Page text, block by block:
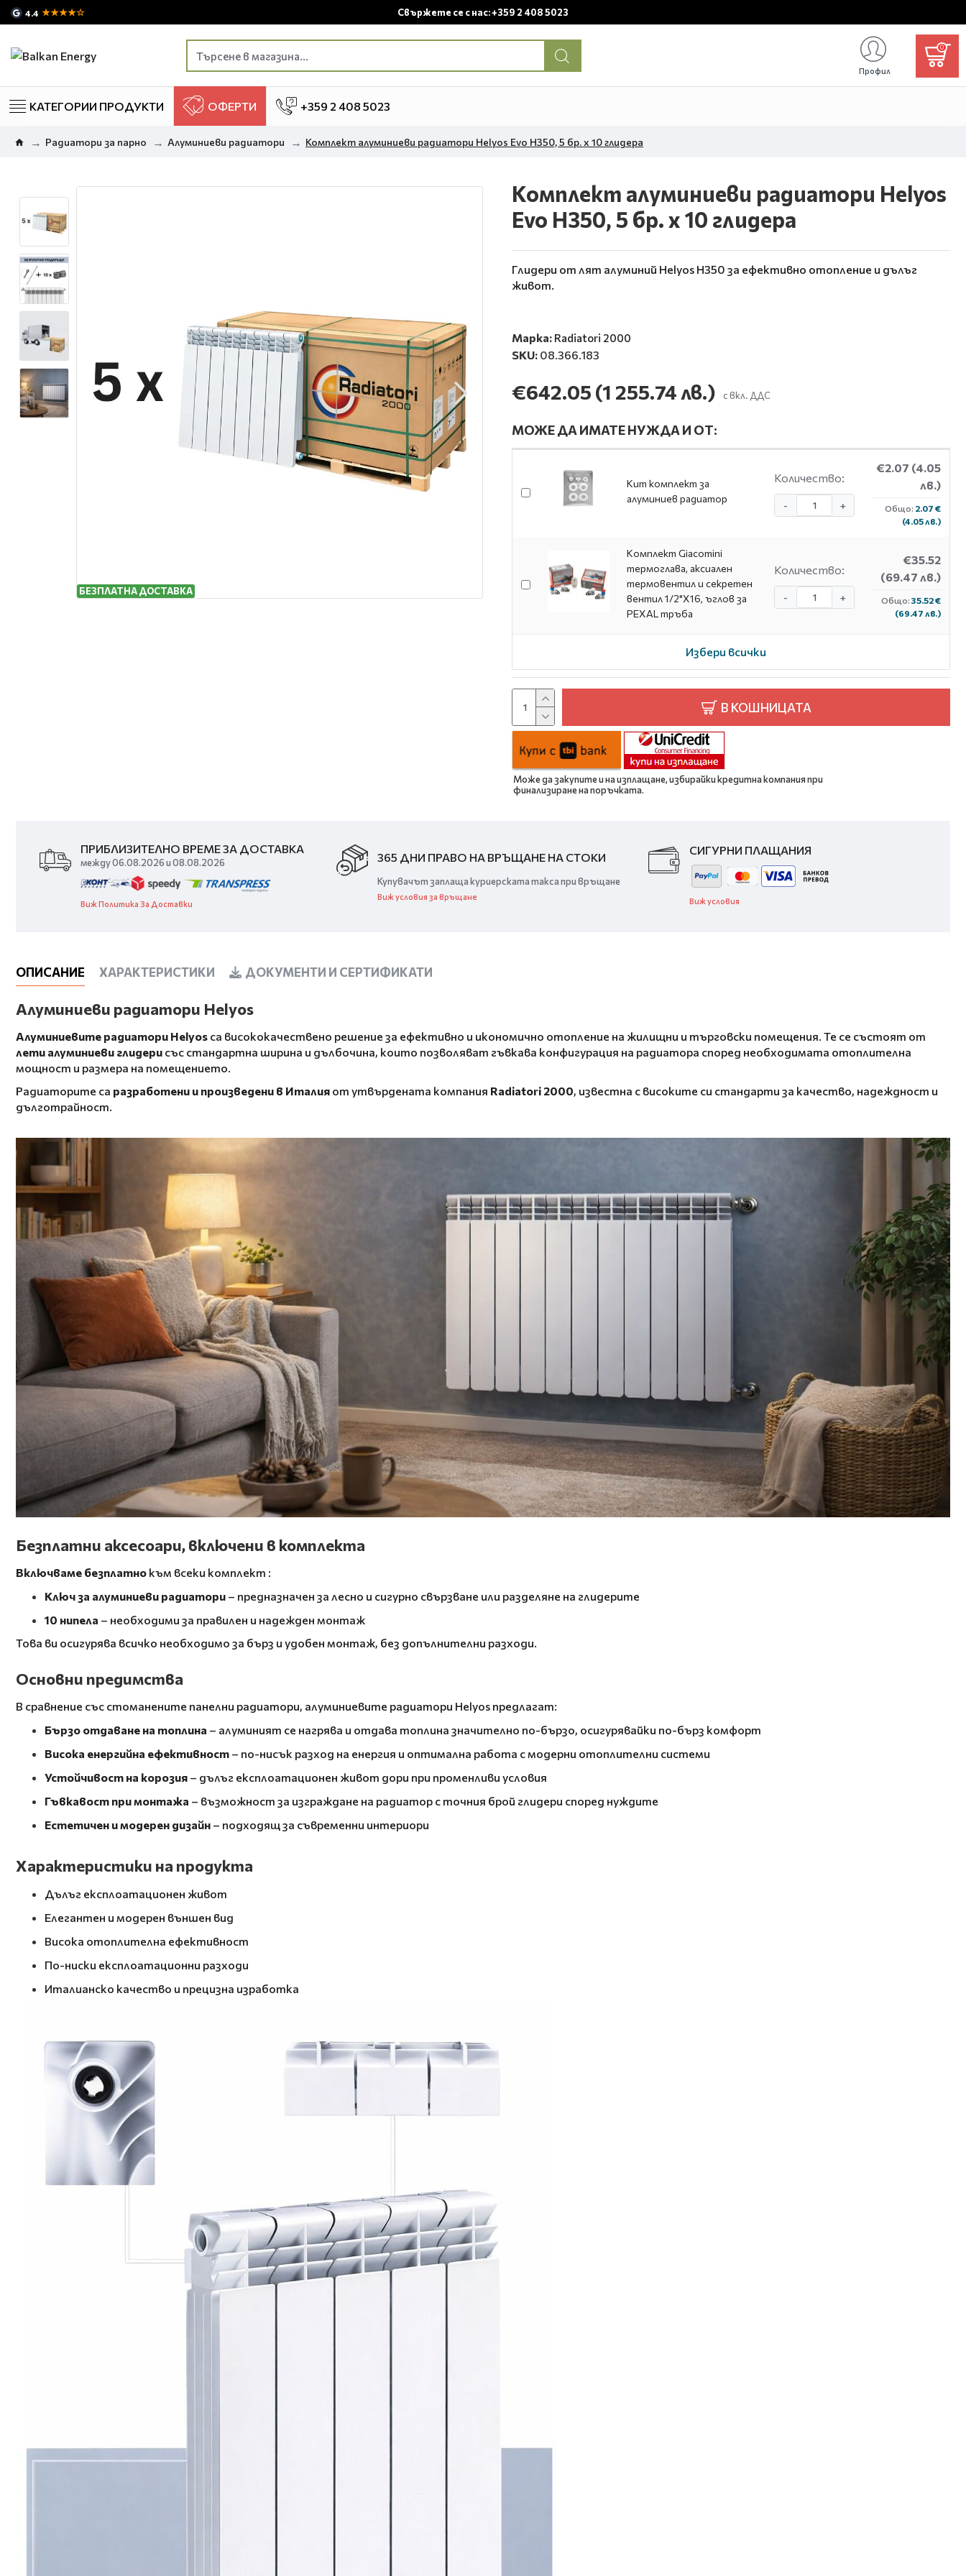
4.4 ★★★★☆ Свържете се с нас: +359 2 408 5023
Профил
0
КАТЕГОРИИ ПРОДУКТИ ОФЕРТИ +359 2 408 5023
Радиатори за парно Алуминиеви радиатори Комплект алуминиеви радиатори Helyos Evo H350, 5 бр. x 10 глидера
БЕЗПЛАТНА ДОСТАВКА
Комплект алуминиеви радиатори Helyos
Evo H350, 5 бр. x 10 глидера
Глидери от лят алуминий Helyos H350 за ефективно отопление и дълъг
живот.
Марка: Radiatori 2000
SKU: 08.366.183
€642.05 (1 255.74 лв.) с вкл. ДДС
МОЖЕ ДА ИМАТЕ НУЖДА И ОТ:
Кит комплект за
алуминиев радиатор
Количество:
- +
€2.07 (4.05
лв.)
Общо: 2.07 €
(4.05 лв.)
Комплект Giacomini
термоглава, аксиален
термовентил и секретен
вентил 1/2"X16, ъглов за
PEXAL тръба
Количество:
- +
€35.52
(69.47 лв.)
Общо: 35.52 €
(69.47 лв.)
Избери всички
В КОШНИЦАТА
Може да закупите и на изплащане, избирайки кредитна компания при
финализиране на поръчката.
ПРИБЛИЗИТЕЛНО ВРЕМЕ ЗА ДОСТАВКА
между 06.08.2026 и 08.08.2026
Виж Политика За Доставки
365 ДНИ ПРАВО НА ВРЪЩАНЕ НА СТОКИ
Купувачът заплаща куриерската такса при връщане
Виж условия за връщане
СИГУРНИ ПЛАЩАНИЯ
Виж условия
ОПИСАНИЕ ХАРАКТЕРИСТИКИ ДОКУМЕНТИ И СЕРТИФИКАТИ
Алуминиеви радиатори Helyos
Алуминиевите радиатори Helyos са висококачествено решение за ефективно и икономично отопление на жилищни и търговски помещения. Те се състоят от
лети алуминиеви глидери със стандартна ширина и дълбочина, които позволяват гъвкава конфигурация на радиатора според необходимата отоплителна
мощност и размера на помещението.
Радиаторите са разработени и произведени в Италия от утвърдената компания Radiatori 2000, известна с високите си стандарти за качество, надеждност и
дълготрайност.
Безплатни аксесоари, включени в комплекта
Включваме безплатно към всеки комплект :
Ключ за алуминиеви радиатори – предназначен за лесно и сигурно свързване или разделяне на глидерите
10 нипела – необходими за правилен и надежден монтаж
Това ви осигурява всичко необходимо за бърз и удобен монтаж, без допълнителни разходи.
Основни предимства
В сравнение със стоманените панелни радиатори, алуминиевите радиатори Helyos предлагат:
Бързо отдаване на топлина – алуминият се нагрява и отдава топлина значително по-бързо, осигурявайки по-бърз комфорт
Висока енергийна ефективност – по-нисък разход на енергия и оптимална работа с модерни отоплителни системи
Устойчивост на корозия – дълъг експлоатационен живот дори при променливи условия
Гъвкавост при монтажа – възможност за изграждане на радиатор с точния брой глидери според нуждите
Естетичен и модерен дизайн – подходящ за съвременни интериори
Характеристики на продукта
Дълъг експлоатационен живот
Елегантен и модерен външен вид
Висока отоплителна ефективност
По-ниски експлоатационни разходи
Италианско качество и прецизна изработка